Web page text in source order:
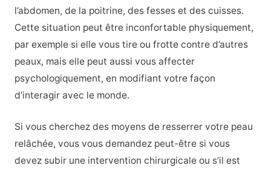
l’abdomen, de la poitrine, des fesses et des cuisses.
Cette situation peut être inconfortable physiquement,
par exemple si elle vous tire ou frotte contre d’autres
peaux, mais elle peut aussi vous affecter
psychologiquement, en modifiant votre façon
d’interagir avec le monde.
Si vous cherchez des moyens de resserrer votre peau
relâchée, vous vous demandez peut-être si vous
devez subir une intervention chirurgicale ou s’il est